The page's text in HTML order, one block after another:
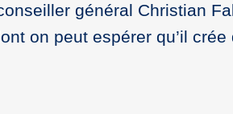
général Christian
on peut espérer qu’il